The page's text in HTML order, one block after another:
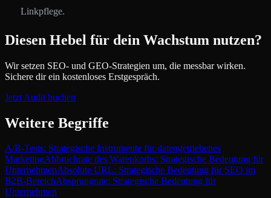
Linkpflege.
Diesen Hebel für dein Wachstum nutzen?
Wir setzen SEO- und GEO-Strategien um, die messbar wirken.
Sichere dir ein kostenloses Erstgespräch.
Jetzt Audit buchen
Weitere Begriffe
A/B-Tests: Strategische Instrumente für datengetriebenes
MarketingAbbruchrate des Warenkorbs: Strategische Bedeutung für
UnternehmenAbsolute URL: Strategische Bedeutung für SEO im
B2B-BereichAbsprungrate: Strategische Bedeutung für
Unternehmen